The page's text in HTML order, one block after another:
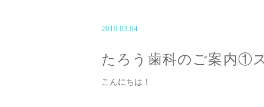
2019.03.04
たろう歯科のご案内①
こんにちは！